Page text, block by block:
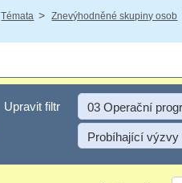
Témata / Znevýhodněné skupiny osob
Upravit filtr
Upravit filtr 03 Operační
Probíhající výzvy